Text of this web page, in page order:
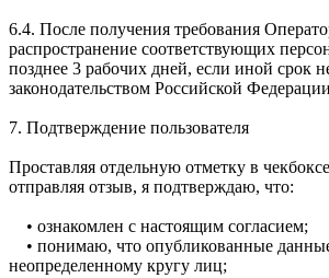
6.4. После получения требования
распространение соответствующих
позднее 3 рабочих дней, если иной срок
законодательством Российской
7. Подтверждение пользователя
Проставляя отдельную отметку в
отправляя отзыв, я подтверждаю, что:
• ознакомлен с настоящим согласием;
• понимаю, что опубликованные
неопределенному кругу лиц;